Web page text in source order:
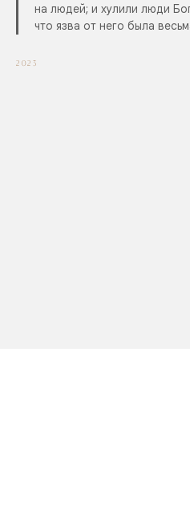
на людей; и хулили люди
что язва от него была
2023